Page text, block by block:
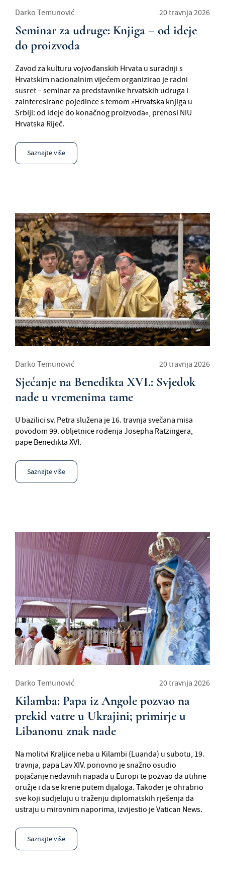
Darko Temunović 20 travnja 2026
Seminar za udruge: Knjiga – od ideje
do proizvoda
Zavod za kulturu vojvođanskih Hrvata u suradnji s
Hrvatskim nacionalnim vijećem organizirao je radni
susret – seminar za predstavnike hrvatskih udruga i
zainteresirane pojedince s temom »Hrvatska knjiga u
Srbiji: od ideje do konačnog proizvoda«, prenosi NIU
Hrvatska Riječ.
Saznajte više
Darko Temunović 20 travnja 2026
Sjećanje na Benedikta XVI.: Svjedok
nade u vremenima tame
U bazilici sv. Petra služena je 16. travnja svečana misa
povodom 99. obljetnice rođenja Josepha Ratzingera,
pape Benedikta XVI.
Saznajte više
Darko Temunović 20 travnja 2026
Kilamba: Papa iz Angole pozvao na
prekid vatre u Ukrajini; primirje u
Libanonu znak nade
Na molitvi Kraljice neba u Kilambi (Luanda) u subotu, 19.
travnja, papa Lav XIV. ponovno je snažno osudio
pojačanje nedavnih napada u Europi te pozvao da utihne
oružje i da se krene putem dijaloga. Također je ohrabrio
sve koji sudjeluju u traženju diplomatskih rješenja da
ustraju u mirovnim naporima, izvijestio je Vatican News.
Saznajte više